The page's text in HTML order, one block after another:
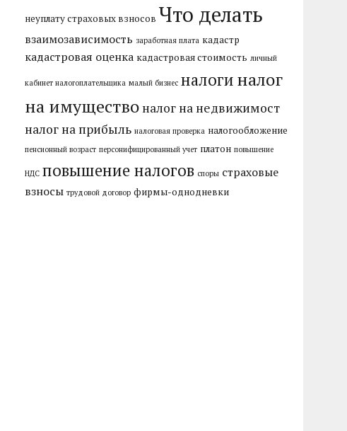
неуплату страховых взносов Что делать
взаимозависимость заработная плата кадастр
кадастровая оценка кадастровая стоимость личный
кабинет налогоплательщика малый бизнес налоги налог
на имущество налог на недвижимост
налог на прибыль налоговая проверка налогообложение
пенсионный возраст персонифицированный учет платон повышение
НДС повышение налогов споры страховые
взносы трудовой договор фирмы-однодневки